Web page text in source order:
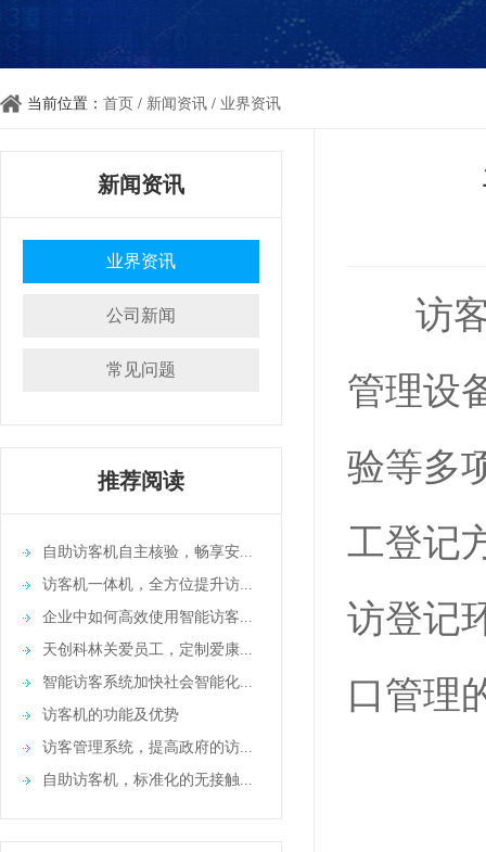
当前位置： 首页 / 新闻资讯 / 业界资讯
新闻资讯
业界资讯
公司新闻
常见问题
推荐阅读
自助访客机自主核验，畅享安...
访客机一体机，全方位提升访...
企业中如何高效使用智能访客...
天创科林关爱员工，定制爱康...
智能访客系统加快社会智能化...
访客机的功能及优势
访客管理系统，提高政府的访...
自助访客机，标准化的无接触...
访
管理设
验等多
工登记
访登记
口管理